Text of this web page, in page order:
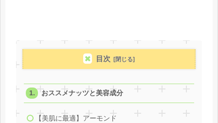
目次
おススメナッツと美容成分
【美肌に最適】アーモンド